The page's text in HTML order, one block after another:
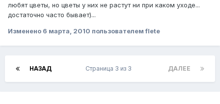
любят цветы, но цветы у них не растут ни при каком уходе...
достаточно часто бывает)...
Изменено 6 марта, 2010 пользователем flete
НАЗАД ДАЛЕЕ
Страница 3 из 3